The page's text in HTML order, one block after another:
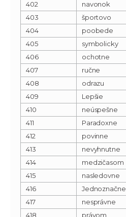
402
navonok
403
športovo
404
poobede
405
symbolicky
406
ochotne
407
ručne
408
odrazu
409
Lepšie
410
neúspešne
411
Paradoxne
412
povinne
413
nevyhnutne
414
medzičasom
415
nasledovne
416
Jednoznačne
417
nesprávne
418
právom